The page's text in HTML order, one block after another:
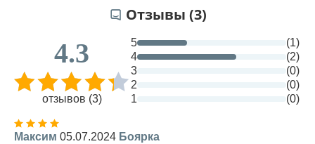
Отзывы (3)
4.3
отзывов (3)
5
(1)
4
(2)
3
(0)
2
(0)
1
(0)
Максим 05.07.2024 Боярка